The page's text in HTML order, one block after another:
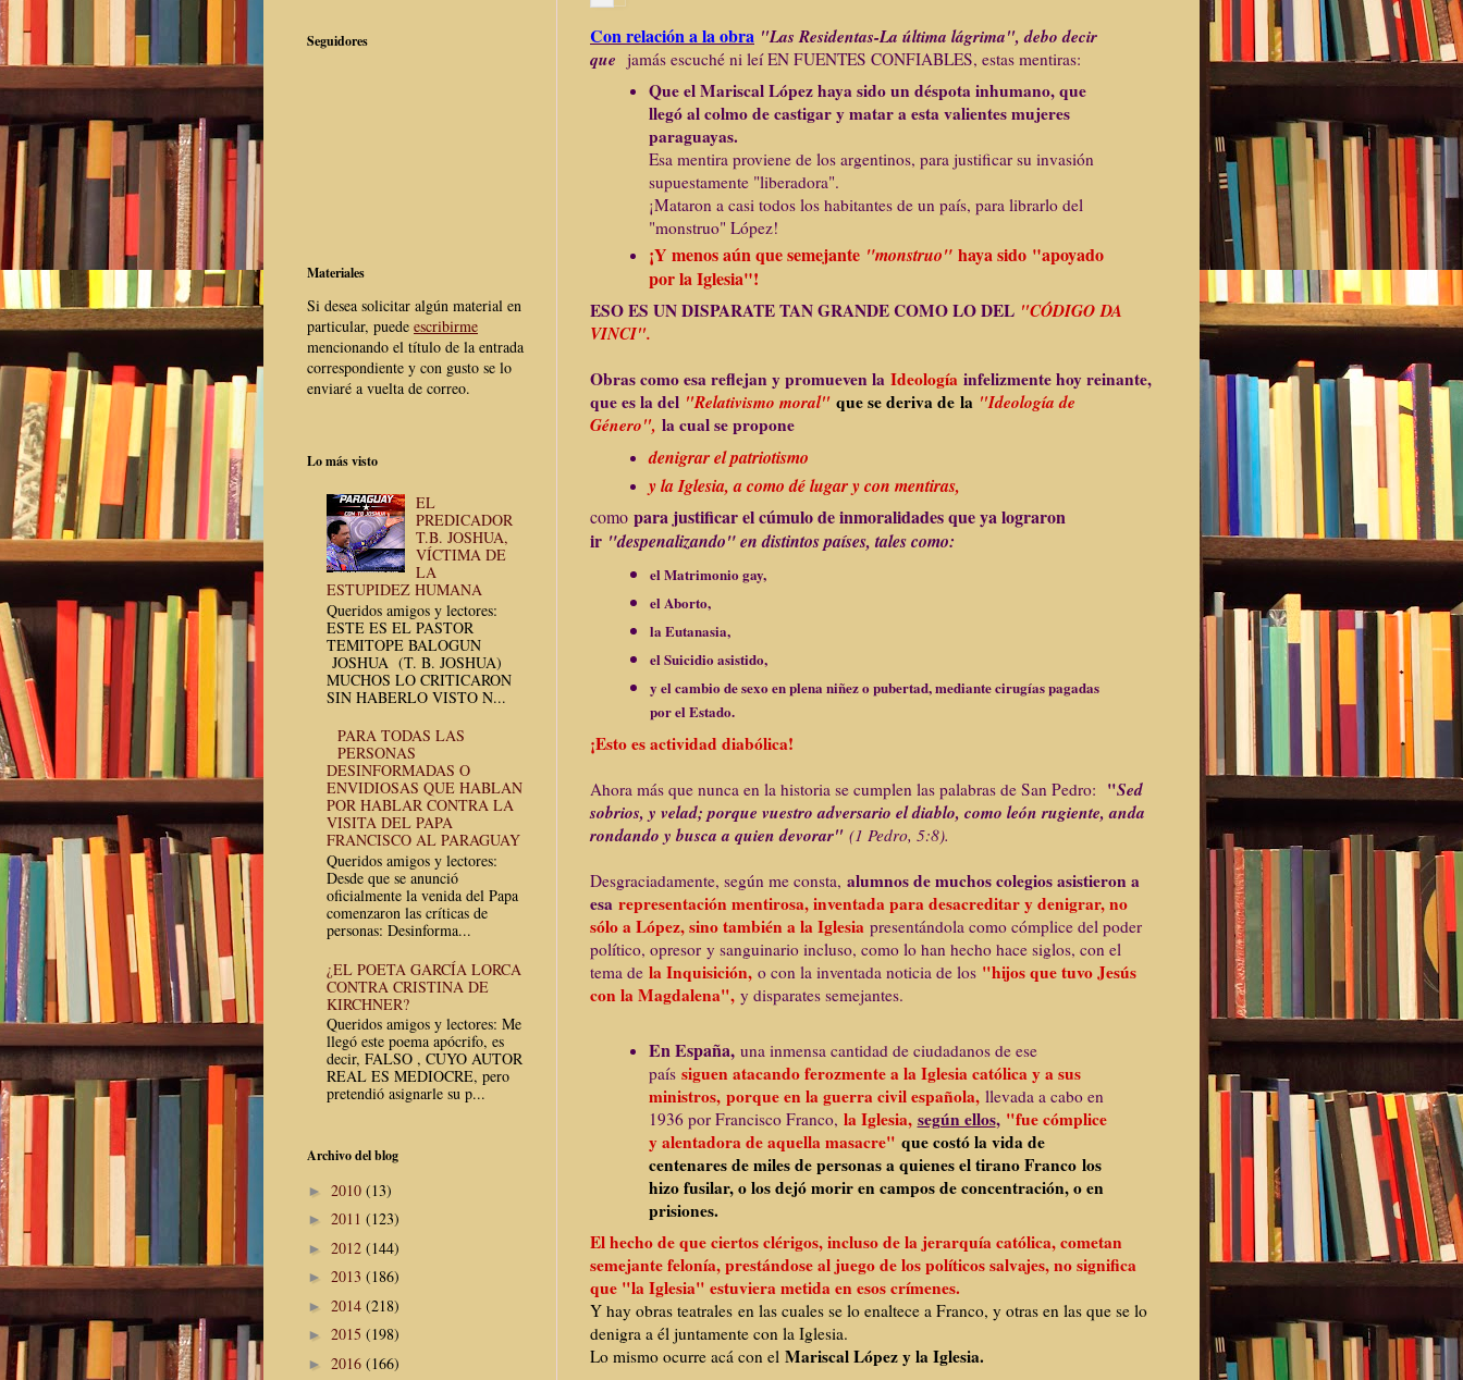
Con relación a la obra "Las Residentas-La última lágrima", debo decir
que jamás escuché ni leí EN FUENTES CONFIABLES, estas mentiras:
Que el Mariscal López haya sido un déspota inhumano, que
llegó al colmo de castigar y matar a esta valientes mujeres
paraguayas.
Esa mentira proviene de los argentinos, para justificar su invasión
supuestamente "liberadora".
¡Mataron a casi todos los habitantes de un país, para librarlo del
"monstruo" López!
¡Y menos aún que semejante "monstruo"haya sido "apoyado
por la Iglesia"!
ESO ES UN DISPARATE TAN GRANDE COMO LO DEL "CÓDIGO DA
VINCI".
Obras como esa reflejan y promueven la Ideología infelizmente hoy reinante,
que es la del "Relativismo moral" que se deriva de la "Ideología de
Género", la cual se propone
denigrar el patriotismo
y la Iglesia, a como dé lugar y con mentiras,
como para justificar el cúmulo de inmoralidades que ya lograron
ir "despenalizando" en distintos países, tales como:
el Matrimonio gay,
el Aborto,
la Eutanasia,
el Suicidio asistido,
y el cambio de sexo en plena niñez o pubertad, mediante cirugías pagadas
por el Estado.
¡Esto es actividad diabólica!
Ahora más que nunca en la historia se cumplen las palabras de San Pedro: "Sed
sobrios, y velad; porque vuestro adversario el diablo, como león rugiente, anda
rondando y busca a quien devorar" (1 Pedro, 5:8).
Desgraciadamente, según me consta, alumnos de muchos colegios asistieron a
esa representación mentirosa, inventada para desacreditar y denigrar, no
sólo a López, sino también a la Iglesia presentándola como cómplice del poder
político, opresor y sanguinario incluso, como lo han hecho hace siglos, con el
tema de la Inquisición, o con la inventada noticia de los "hijos que tuvo Jesús
con la Magdalena", y disparates semejantes.
En España, una inmensa cantidad de ciudadanos de ese
país siguen atacando ferozmente a la Iglesia católica y a sus
ministros, porque en la guerra civil española,llevada a cabo en
1936 por Francisco Franco, la Iglesia, según ellos, "fue cómplice
y alentadora de aquella masacre" que costó la vida de
centenares de miles de personas a quienes el tirano Franco los
hizo fusilar, o los dejó morir en campos de concentración, o en
prisiones.
El hecho de que ciertos clérigos, incluso de la jerarquía católica, cometan
semejante felonía, prestándose al juego de los políticos salvajes, no significa
que "la Iglesia" estuviera metida en esos crímenes.
Y hay obras teatrales en las cuales se lo enaltece a Franco, y otras en las que se lo
denigra a él juntamente con la Iglesia.
Lo mismo ocurre acá con el Mariscal López y la Iglesia.
Seguidores
Materiales
Si desea solicitar algún material en
particular, puede escribirme
mencionando el título de la entrada
correspondiente y con gusto se lo
enviaré a vuelta de correo.
Lo más visto
EL
PREDICADOR
T.B. JOSHUA,
VÍCTIMA DE
LA
ESTUPIDEZ HUMANA
Queridos amigos y lectores:
ESTE ES EL PASTOR
TEMITOPE BALOGUN
JOSHUA (T. B. JOSHUA)
MUCHOS LO CRITICARON
SIN HABERLO VISTO N...
PARA TODAS LAS
PERSONAS
DESINFORMADAS O
ENVIDIOSAS QUE HABLAN
POR HABLAR CONTRA LA
VISITA DEL PAPA
FRANCISCO AL PARAGUAY
Queridos amigos y lectores:
Desde que se anunció
oficialmente la venida del Papa
comenzaron las críticas de
personas: Desinforma...
¿EL POETA GARCÍA LORCA
CONTRA CRISTINA DE
KIRCHNER?
Queridos amigos y lectores: Me
llegó este poema apócrifo, es
decir, FALSO , CUYO AUTOR
REAL ES MEDIOCRE, pero
pretendió asignarle su p...
Archivo del blog
► 2010 (13)
► 2011 (123)
► 2012 (144)
► 2013 (186)
► 2014 (218)
► 2015 (198)
► 2016 (166)